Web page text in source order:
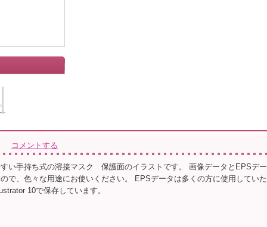
コメントする
い手持ち式の溶接マスク 保護面のイラストです。 画像データとEPSデー
で、色々な用途にお使いください。 EPSデータは多くの方に使用していた
10で保存しています。